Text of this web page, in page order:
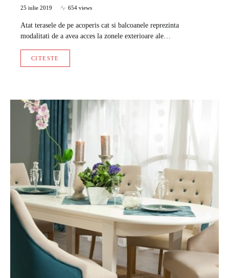
25 iulie 2019 654 views
Atat terasele de pe acoperis cat si balcoanele reprezinta
modalitati de a avea acces la zonele exterioare ale…
CITESTE